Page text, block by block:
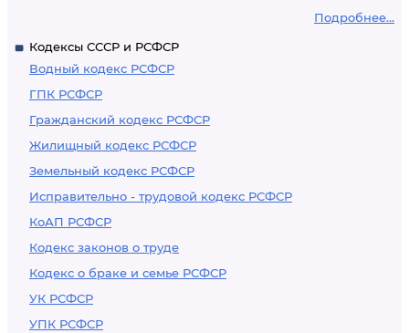
Подробнее...
Кодексы СССР и РСФСР
Водный кодекс РСФСР
ГПК РСФСР
Гражданский кодекс РСФСР
Жилищный кодекс РСФСР
Земельный кодекс РСФСР
Исправительно - трудовой кодекс РСФСР
КоАП РСФСР
Кодекс законов о труде
Кодекс о браке и семье РСФСР
УК РСФСР
УПК РСФСР